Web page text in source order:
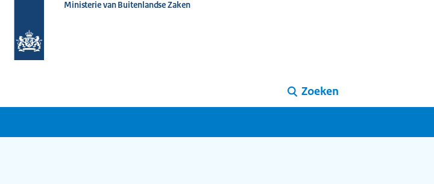
homepage
Ministerie van Buitenlandse Zaken
Zoeken